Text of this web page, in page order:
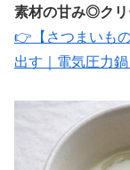
素材の甘み◎クリ
👉【さつまいも
出す｜電気圧力